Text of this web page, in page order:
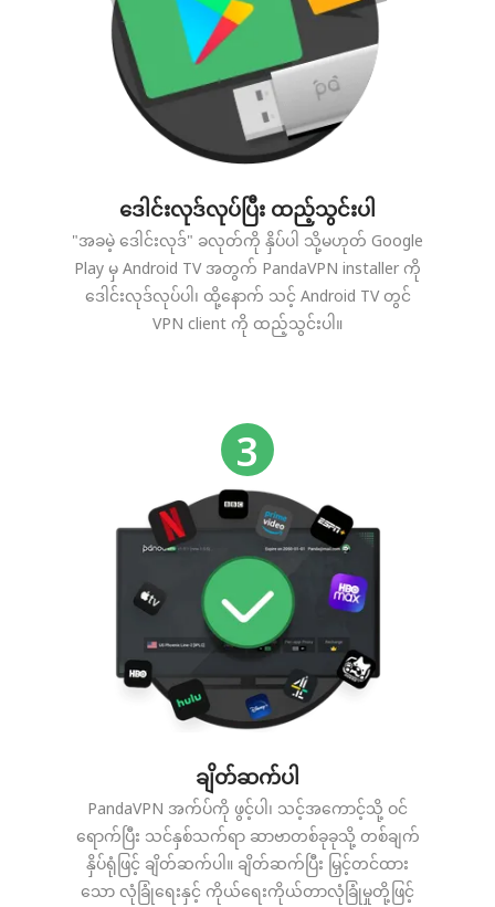
ဒေါင်းလုဒ်လုပ်ပြီး ထည့်သွင်းပါ
"အခမဲ့ ဒေါင်းလုဒ်" ခလုတ်ကို နှိပ်ပါ သို့မဟုတ် Google
Play မှ Android TV အတွက် PandaVPN installer ကို
ဒေါင်းလုဒ်လုပ်ပါ၊ ထို့နောက် သင့် Android TV တွင်
VPN client ကို ထည့်သွင်းပါ။
ချိတ်ဆက်ပါ
PandaVPN အက်ပ်ကို ဖွင့်ပါ၊ သင့်အကောင့်သို့ ဝင်
ရောက်ပြီး သင်နှစ်သက်ရာ ဆာဗာတစ်ခုခုသို့ တစ်ချက်
နှိပ်ရုံဖြင့် ချိတ်ဆက်ပါ။ ချိတ်ဆက်ပြီး မြှင့်တင်ထား
သော လုံခြုံရေးနှင့် ကိုယ်ရေးကိုယ်တာလုံခြုံမှုတို့ဖြင့်